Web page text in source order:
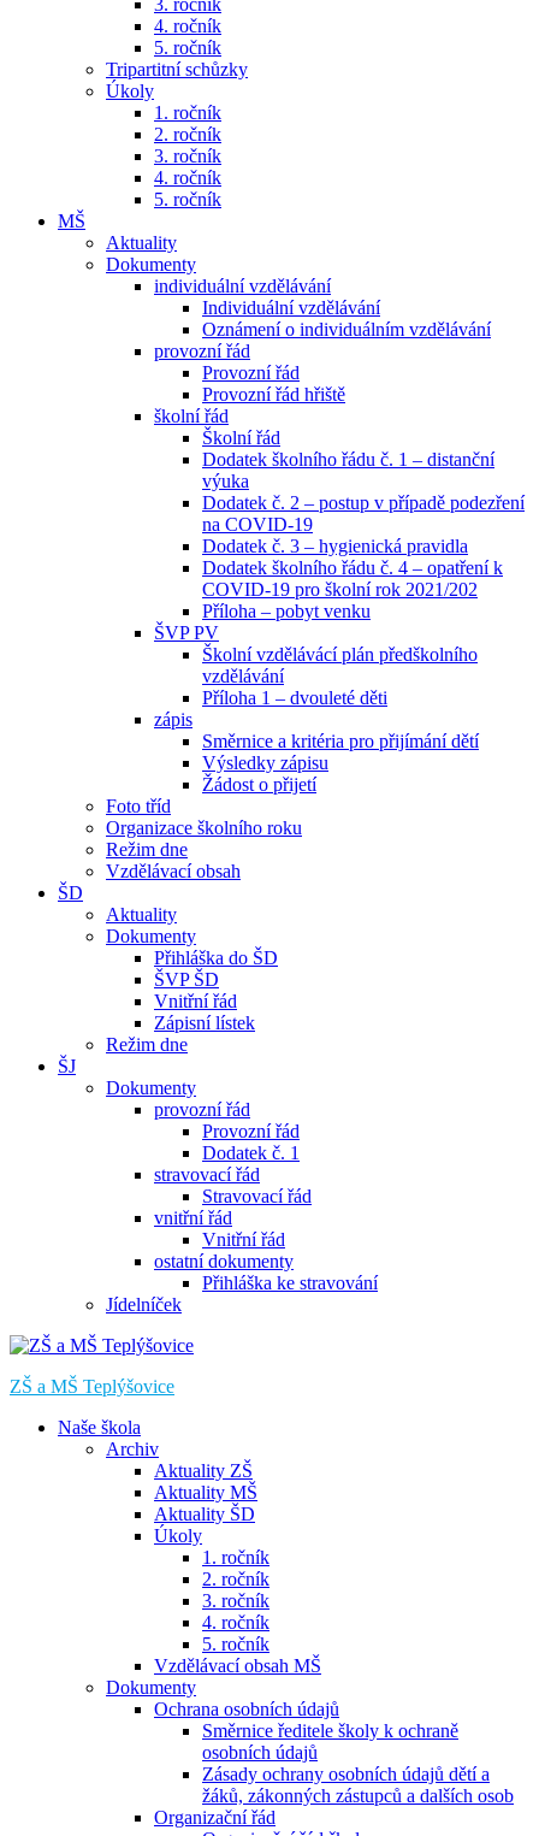
3. ročník
4. ročník
5. ročník
Tripartitní schůzky
Úkoly
1. ročník
2. ročník
3. ročník
4. ročník
5. ročník
MŠ
Aktuality
Dokumenty
individuální vzdělávání
Individuální vzdělávání
Oznámení o individuálním vzdělávání
provozní řád
Provozní řád
Provozní řád hřiště
školní řád
Školní řád
Dodatek školního řádu č. 1 – distanční
výuka
Dodatek č. 2 – postup v případě podezření
na COVID-19
Dodatek č. 3 – hygienická pravidla
Dodatek školního řádu č. 4 – opatření k
COVID-19 pro školní rok 2021/202
Příloha – pobyt venku
ŠVP PV
Školní vzdělávácí plán předškolního
vzdělávání
Příloha 1 – dvouleté děti
zápis
Směrnice a kritéria pro přijímání dětí
Výsledky zápisu
Žádost o přijetí
Foto tříd
Organizace školního roku
Režim dne
Vzdělávací obsah
ŠD
Aktuality
Dokumenty
Přihláška do ŠD
ŠVP ŠD
Vnitřní řád
Zápisní lístek
Režim dne
ŠJ
Dokumenty
provozní řád
Provozní řád
Dodatek č. 1
stravovací řád
Stravovací řád
vnitřní řád
Vnitřní řád
ostatní dokumenty
Přihláška ke stravování
Jídelníček
ZŠ a MŠ Teplýšovice
Naše škola
Archiv
Aktuality ZŠ
Aktuality MŠ
Aktuality ŠD
Úkoly
1. ročník
2. ročník
3. ročník
4. ročník
5. ročník
Vzdělávací obsah MŠ
Dokumenty
Ochrana osobních údajů
Směrnice ředitele školy k ochraně
osobních údajů
Zásady ochrany osobních údajů dětí a
žáků, zákonných zástupců a dalších osob
Organizační řád